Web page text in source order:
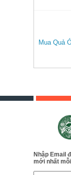
Mua Quả
Nhập Email
mới nhất